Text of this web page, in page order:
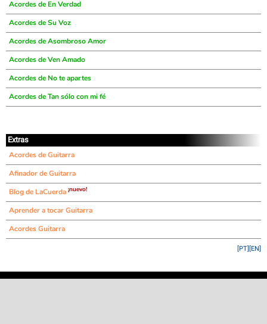
Acordes de En Verdad
Acordes de Su Voz
Acordes de Asombroso Amor
Acordes de Ven Amado
Acordes de No te apartes
Acordes de Tan sólo con mi fé
Extras
Acordes de Guitarra
Afinador de Guitarra
Blog de LaCuerda ¡nuevo!
Aprender a tocar Guitarra
Acordes Guitarra
[EN]
[PT]